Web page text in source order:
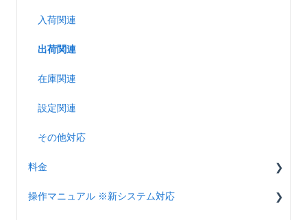
アカウント設定（カスタマーポータル）
入荷関連
出荷関連
在庫関連
設定関連
その他対応
料金
共通
操作マニュアル ※新システム対応